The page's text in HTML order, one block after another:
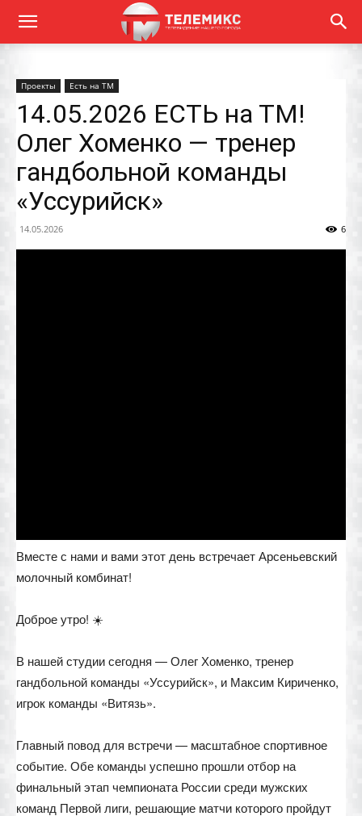
Проекты Есть на ТМ
14.05.2026 ЕСТЬ на ТМ!
Олег Хоменко — тренер
гандбольной команды
«Уссурийск»
14.05.2026 6
Вместе с нами и вами этот день встречает Арсеньевский
молочный комбинат!
Доброе утро! ☀️
В нашей студии сегодня — Олег Хоменко, тренер
гандбольной команды «Уссурийск», и Максим Кириченко,
игрок команды «Витязь».
Главный повод для встречи — масштабное спортивное
событие. Обе команды успешно прошли отбор на
финальный этап чемпионата России среди мужских
команд Первой лиги, решающие матчи которого пройдут